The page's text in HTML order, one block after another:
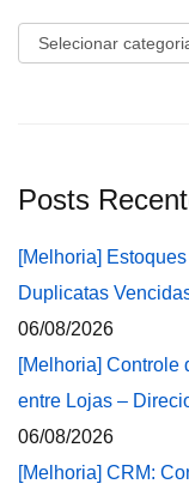
Categorias
Posts
[Melhoria]
Duplicatas
06/08/2026
[Melhoria] Controle
entre Lojas –
06/08/2026
[Melhoria] CRM: